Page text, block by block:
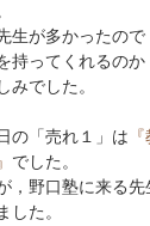
生が多かったので
持ってくれるのか
みでした。
の「売れ１」は
でした。
，野口塾に来る先
した。